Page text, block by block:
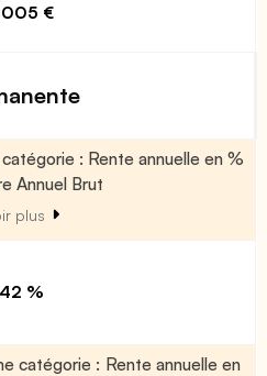
€
: Rente annuelle en %
Annuel Brut
plus
42 %
catégorie : Rente annuelle en